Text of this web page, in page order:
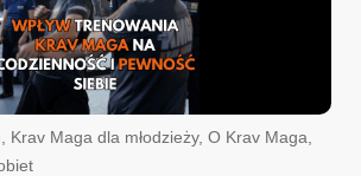
Krav Maga dla młodzieży, O Krav Maga